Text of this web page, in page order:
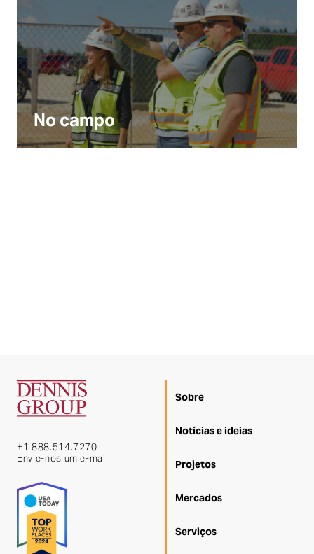
No campo
+1 888.514.7270
Envie-nos um e-mail
Sobre
Notícias e ideias
Projetos
Mercados
Serviços